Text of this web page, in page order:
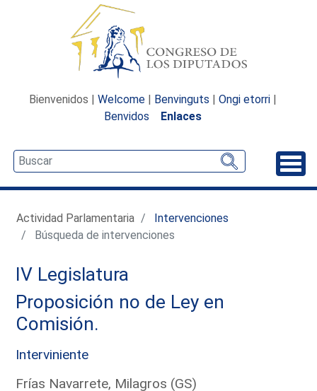
Bienvenidos | Welcome | Benvinguts | Ongi etorri |
Benvidos
Enlaces
Actividad Parlamentaria
Intervenciones
Búsqueda de intervenciones
IV Legislatura
Proposición no de Ley en
Comisión.
Interviniente
Frías Navarrete, Milagros (GS)